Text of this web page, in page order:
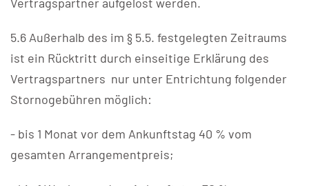
5.6 Außerhalb des im § 5.5. festgelegten Zeitraums
ist ein Rücktritt durch einseitige Erklärung des
Vertragspartners nur unter Entrichtung folgender
Stornogebühren möglich:
- bis 1 Monat vor dem Ankunftstag 40 % vom
gesamten Arrangementpreis;